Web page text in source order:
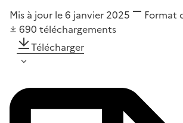
Mis à jour le 6 janvier 2025 Format
690 téléchargements
Télécharger